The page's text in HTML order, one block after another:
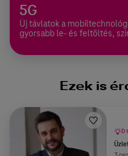
5G
Új távlatok a
gyorsabb le- és feltöltés,
Ezek is
D